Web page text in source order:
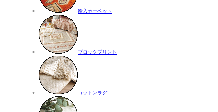
輸入カーペット
ブロックプリント
コットンラグ